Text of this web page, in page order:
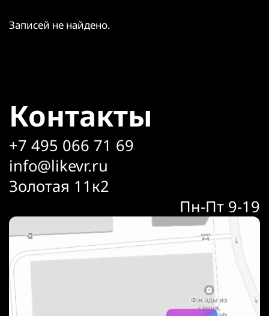
Записей не найдено.
Контакты
+7 495 066 71 69
info@likevr.ru
Золотая 11к2
Пн-Пт 9-19